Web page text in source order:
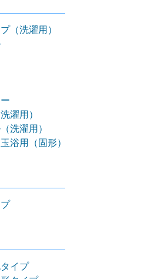
（洗濯用）
濯用）
洗濯用）
浴用（固形）
イプ